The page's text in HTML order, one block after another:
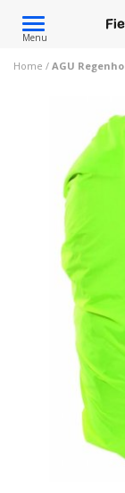
Toggle
navigation
Menu
Home / AGU